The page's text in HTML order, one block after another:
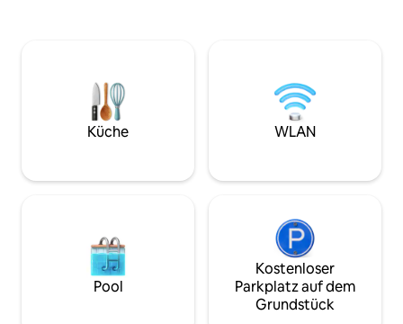
Ruhe, die man in der Stadt nicht mehr
findet. Es ist ein Ort, an dem du dich
wirklich entspannen und der Natur
näher sein kannst.
kümmern und
helfen.
Küche WLAN
Pool
Kostenloser
Parkplatz auf dem
Grundstück